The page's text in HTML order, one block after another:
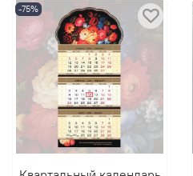
-75%